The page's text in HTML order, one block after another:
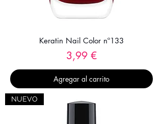
Keratin Nail Color nº133
Precio
3,99 €
Agregar al carrito
NUEVO